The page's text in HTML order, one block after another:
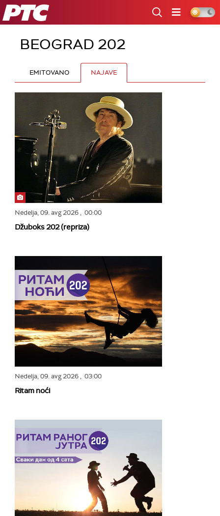
RTS
BEOGRAD 202
EMITOVANO NAJAVE
Nedelja,09. avg 2026, 00:00
Džuboks 202 (repriza)
Nedelja,09. avg 2026, 03:00
Ritam noći